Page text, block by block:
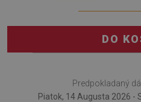
DO
Predpokladaný
Piatok, 14 Augusta 2026 -